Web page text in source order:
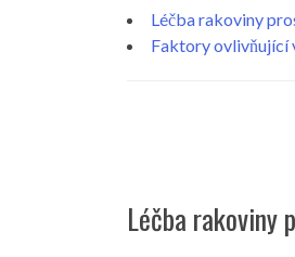
Léčba rakoviny
Faktory ovlivňující
Léčba rakoviny